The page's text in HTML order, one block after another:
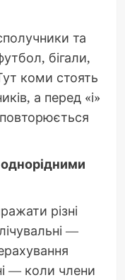
та
бігали,
коми стоять
а перед «і»
різні
—
— коли члени